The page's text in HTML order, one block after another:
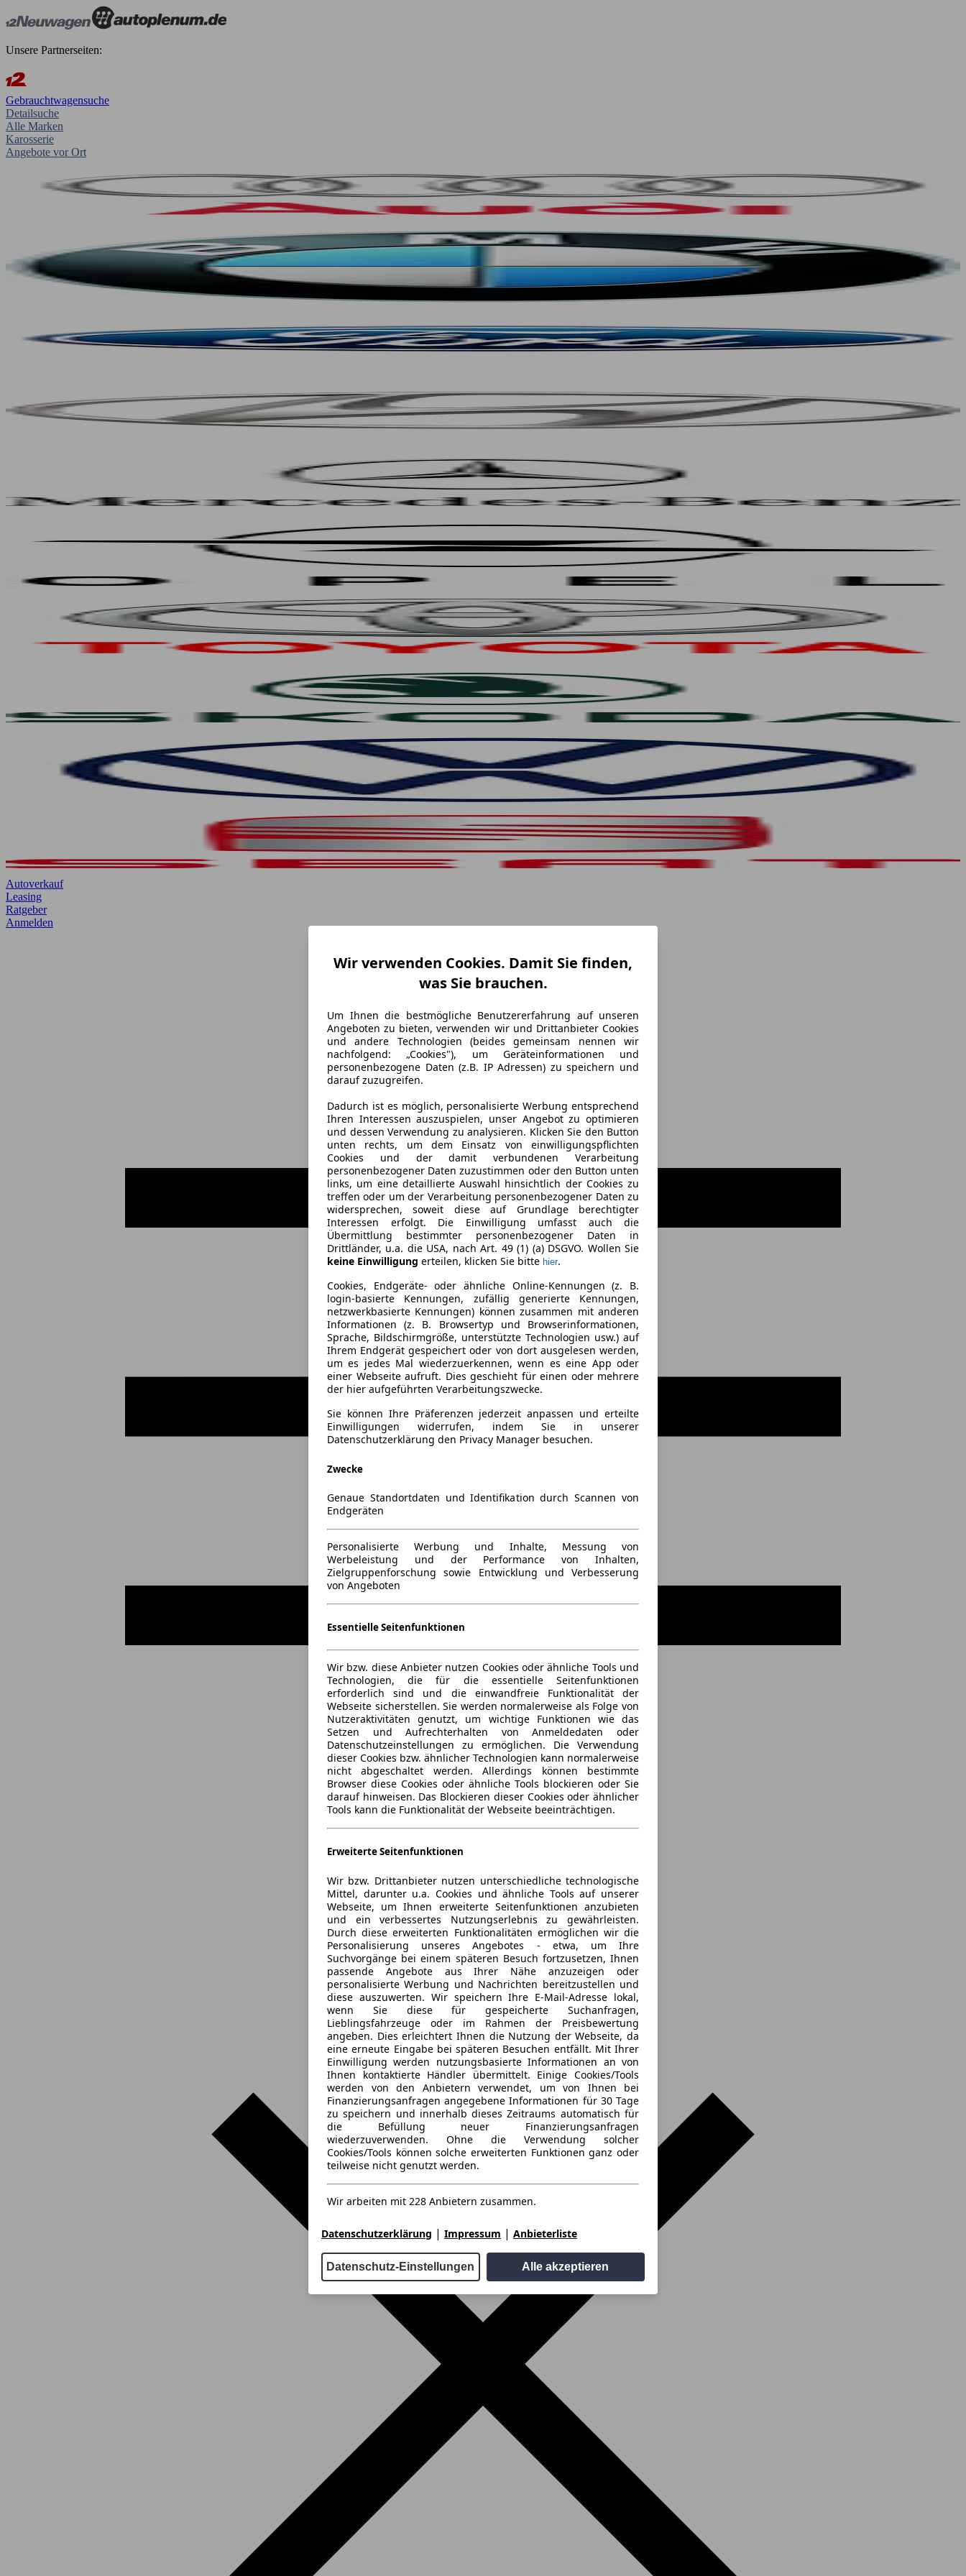
Unsere Partnerseiten:
Gebrauchtwagensuche
Detailsuche
Alle Marken
Karosserie
Angebote vor Ort
Autoverkauf
Leasing
Ratgeber
Anmelden
Wir verwenden Cookies. Damit Sie finden,
was Sie brauchen.
Um Ihnen die bestmögliche Benutzererfahrung auf unseren
Angeboten zu bieten, verwenden wir und Drittanbieter Cookies
und andere Technologien (beides gemeinsam nennen wir
nachfolgend: „Cookies"), um Geräteinformationen und
personenbezogene Daten (z.B. IP Adressen) zu speichern und
darauf zuzugreifen.
Dadurch ist es möglich, personalisierte Werbung entsprechend
Ihren Interessen auszuspielen, unser Angebot zu optimieren
und dessen Verwendung zu analysieren. Klicken Sie den Button
unten rechts, um dem Einsatz von einwilligungspflichten
Cookies und der damit verbundenen Verarbeitung
personenbezogener Daten zuzustimmen oder den Button unten
links, um eine detaillierte Auswahl hinsichtlich der Cookies zu
treffen oder um der Verarbeitung personenbezogener Daten zu
widersprechen, soweit diese auf Grundlage berechtigter
Interessen erfolgt. Die Einwilligung umfasst auch die
Übermittlung bestimmter personenbezogener Daten in
Drittländer, u.a. die USA, nach Art. 49 (1) (a) DSGVO. Wollen Sie
keine Einwilligung erteilen, klicken Sie bitte hier.
Cookies, Endgeräte- oder ähnliche Online-Kennungen (z. B.
login-basierte Kennungen, zufällig generierte Kennungen,
netzwerkbasierte Kennungen) können zusammen mit anderen
Informationen (z. B. Browsertyp und Browserinformationen,
Sprache, Bildschirmgröße, unterstützte Technologien usw.) auf
Ihrem Endgerät gespeichert oder von dort ausgelesen werden,
um es jedes Mal wiederzuerkennen, wenn es eine App oder
einer Webseite aufruft. Dies geschieht für einen oder mehrere
der hier aufgeführten Verarbeitungszwecke.
Sie können Ihre Präferenzen jederzeit anpassen und erteilte
Einwilligungen widerrufen, indem Sie in unserer
Datenschutzerklärung den Privacy Manager besuchen.
Zwecke
Genaue Standortdaten und Identifikation durch Scannen von
Endgeräten
Personalisierte Werbung und Inhalte, Messung von
Werbeleistung und der Performance von Inhalten,
Zielgruppenforschung sowie Entwicklung und Verbesserung
von Angeboten
Essentielle Seitenfunktionen
Wir bzw. diese Anbieter nutzen Cookies oder ähnliche Tools und
Technologien, die für die essentielle Seitenfunktionen
erforderlich sind und die einwandfreie Funktionalität der
Webseite sicherstellen. Sie werden normalerweise als Folge von
Nutzeraktivitäten genutzt, um wichtige Funktionen wie das
Setzen und Aufrechterhalten von Anmeldedaten oder
Datenschutzeinstellungen zu ermöglichen. Die Verwendung
dieser Cookies bzw. ähnlicher Technologien kann normalerweise
nicht abgeschaltet werden. Allerdings können bestimmte
Browser diese Cookies oder ähnliche Tools blockieren oder Sie
darauf hinweisen. Das Blockieren dieser Cookies oder ähnlicher
Tools kann die Funktionalität der Webseite beeinträchtigen.
Erweiterte Seitenfunktionen
Wir bzw. Drittanbieter nutzen unterschiedliche technologische
Mittel, darunter u.a. Cookies und ähnliche Tools auf unserer
Webseite, um Ihnen erweiterte Seitenfunktionen anzubieten
und ein verbessertes Nutzungserlebnis zu gewährleisten.
Durch diese erweiterten Funktionalitäten ermöglichen wir die
Personalisierung unseres Angebotes - etwa, um Ihre
Suchvorgänge bei einem späteren Besuch fortzusetzen, Ihnen
passende Angebote aus Ihrer Nähe anzuzeigen oder
personalisierte Werbung und Nachrichten bereitzustellen und
diese auszuwerten. Wir speichern Ihre E-Mail-Adresse lokal,
wenn Sie diese für gespeicherte Suchanfragen,
Lieblingsfahrzeuge oder im Rahmen der Preisbewertung
angeben. Dies erleichtert Ihnen die Nutzung der Webseite, da
eine erneute Eingabe bei späteren Besuchen entfällt. Mit Ihrer
Einwilligung werden nutzungsbasierte Informationen an von
Ihnen kontaktierte Händler übermittelt. Einige Cookies/Tools
werden von den Anbietern verwendet, um von Ihnen bei
Finanzierungsanfragen angegebene Informationen für 30 Tage
zu speichern und innerhalb dieses Zeitraums automatisch für
die Befüllung neuer Finanzierungsanfragen
wiederzuverwenden. Ohne die Verwendung solcher
Cookies/Tools können solche erweiterten Funktionen ganz oder
teilweise nicht genutzt werden.
Wir arbeiten mit 228 Anbietern zusammen.
Datenschutzerklärung | Impressum | Anbieterliste
Datenschutz-Einstellungen Alle akzeptieren